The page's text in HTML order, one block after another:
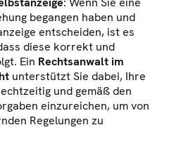
begangen haben und
entscheiden, ist es
diese korrekt und
Ein Rechtsanwalt im
unterstützt Sie dabei, Ihre
und gemäß den
einzureichen, um von
Regelungen zu